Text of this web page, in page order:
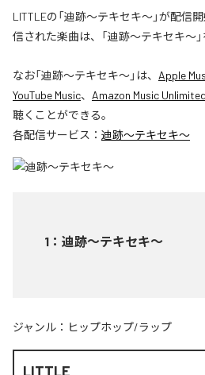
LITTLEの「迪跡〜テキセキ〜」が配信
信された楽曲は、「迪跡〜テキセキ〜
なお「迪跡〜テキセキ〜」は、 Apple
YouTube Music、 Amazon Music Unlimited
聴くことができる。
各配信サービス： 迪跡〜テキセキ〜
1 ： 迪跡〜テキセキ〜
ジャンル： ヒップホップ/ラップ
LITTLE